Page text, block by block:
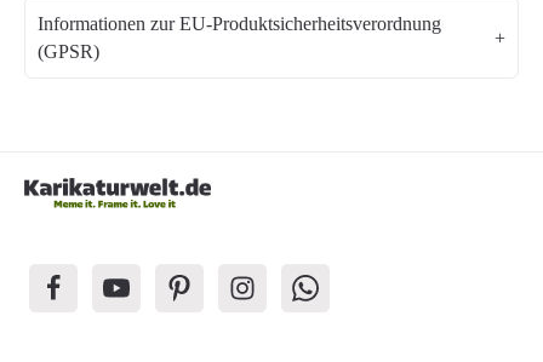
Informationen zur EU-Produktsicherheitsverordnung
(GPSR)